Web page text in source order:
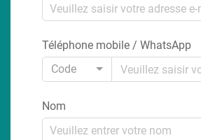
Téléphone mobile / WhatsApp
Code
Nom